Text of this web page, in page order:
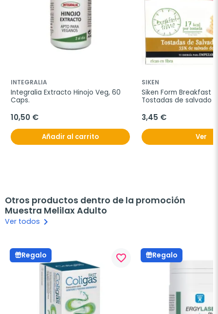
INTEGRALIA
Integralia Extracto Hinojo Veg, 60
Caps.
10,50 €
Añadir al carrito
SIKEN
Siken Form Breakfast
Tostadas de salvado
3,45 €
Ver
Otros productos dentro de la promoción
Muestra Melilax Adulto
Ver todos keyboard_arrow_right
Regalo favorite_border Regalo